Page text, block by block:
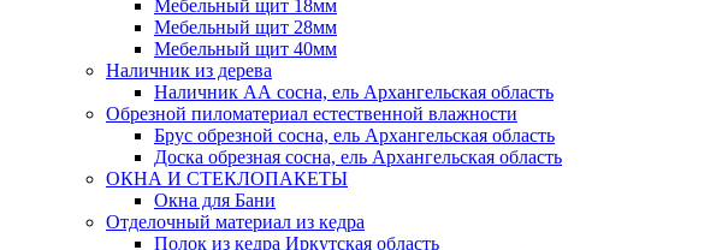
Мебельный щит 18мм
Мебельный щит 28мм
Мебельный щит 40мм
Наличник из дерева
Наличник АА сосна, ель Архангельская область
Обрезной пиломатериал естественной влажности
Брус обрезной сосна, ель Архангельская область
Доска обрезная сосна, ель Архангельская область
ОКНА И СТЕКЛОПАКЕТЫ
Окна для Бани
Отделочный материал из кедра
Полок из кедра Иркутская область